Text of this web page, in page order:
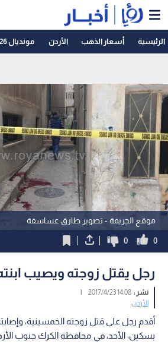
الرئيسية أسعار الذهب الأردن مونديال 2026
موقع الجريمة - تصوير طارق عساسفة
0
0
رجل يقتل زوجته ويصيب
نشر :14:08 2017/4/23
|
الأردن
بسكين، الأحد، في محافظة الكرك جنوب